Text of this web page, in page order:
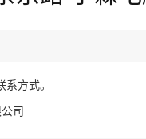
方式。
司